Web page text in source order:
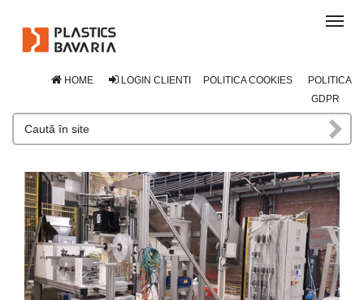
HOME LOGIN CLIENTI POLITICA COOKIES
POLITICA
GDPR